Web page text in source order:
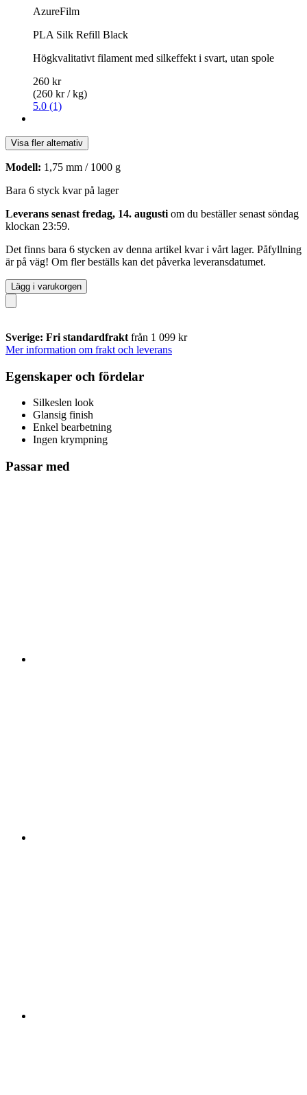
AzureFilm
PLA Silk Refill Black
Högkvalitativt filament med silkeffekt i svart, utan spole
260 kr
(260 kr / kg)
5.0 (1)
Visa fler alternativ
Modell: 1,75 mm / 1000 g
Bara 6 styck kvar på lager
Leverans senast fredag, 14. augusti om du beställer senast söndag
klockan 23:59.
Det finns bara 6 stycken av denna artikel kvar i vårt lager. Påfyllning
är på väg! Om fler beställs kan det påverka leveransdatumet.
Lägg i varukorgen
Sverige: Fri standardfrakt från 1 099 kr
Mer information om frakt och leverans
Egenskaper och fördelar
Silkeslen look
Glansig finish
Enkel bearbetning
Ingen krympning
Passar med